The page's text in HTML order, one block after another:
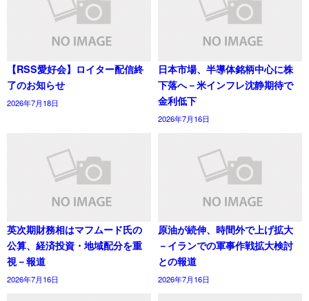
【RSS愛好会】ロイター配信終
了のお知らせ
2026年7月18日
日本市場、半導体銘柄中心に株
下落へ－米インフレ沈静期待で
金利低下
2026年7月16日
英次期財務相はマフムード氏の
公算、経済投資・地域配分を重
視－報道
2026年7月16日
原油が続伸、時間外で上げ拡大
－イランでの軍事作戦拡大検討
との報道
2026年7月16日